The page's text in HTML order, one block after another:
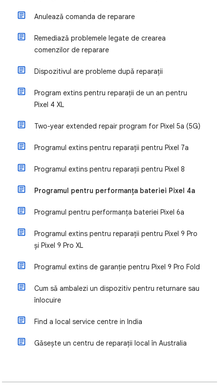
Anulează comanda de reparare
Remediază problemele legate de crearea
comenzilor de reparare
Dispozitivul are probleme după reparații
Program extins pentru reparații de un an pentru
Pixel 4 XL
Two-year extended repair program for Pixel 5a (5G)
Programul extins pentru reparații pentru Pixel 7a
Programul extins pentru reparații pentru Pixel 8
Programul pentru performanța bateriei Pixel 4a
Programul pentru performanța bateriei Pixel 6a
Programul extins pentru reparații pentru Pixel 9 Pro
și Pixel 9 Pro XL
Programul extins de garanție pentru Pixel 9 Pro Fold
Cum să ambalezi un dispozitiv pentru returnare sau
înlocuire
Find a local service centre in India
Găsește un centru de reparații local în Australia